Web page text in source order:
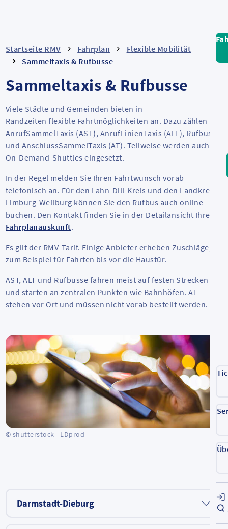
Startseite RMV Fahrplan
Flexible Mobilität
Sammeltaxis & Rufbusse
Sammeltaxis & Rufbusse
Viele Städte und Gemeinden bieten in
Randzeiten flexible Fahrtmöglichkeiten an. Dazu zählen
AnrufSammelTaxis (AST), AnrufLinienTaxis (ALT), Rufbusse
und AnschlussSammelTaxis (AT). Teilweise werden auch
On-Demand-Shuttles eingesetzt.
In der Regel melden Sie Ihren Fahrtwunsch vorab
telefonisch an. Für den Lahn-Dill-Kreis und den Landkreis
Limburg-Weilburg können Sie den Rufbus auch online
buchen. Den Kontakt finden Sie in der Detailansicht Ihrer
Fahrplanauskunft.
Es gilt der RMV-Tarif. Einige Anbieter erheben Zuschläge,
zum Beispiel für Fahrten bis vor die Haustür.
AST, ALT und Rufbusse fahren meist auf festen Strecken
und starten an zentralen Punkten wie Bahnhöfen. AT
stehen vor Ort und müssen nicht vorab bestellt werden.
© shutterstock - LDprod
Darmstadt-Dieburg